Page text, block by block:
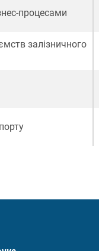
процесами
залізничного